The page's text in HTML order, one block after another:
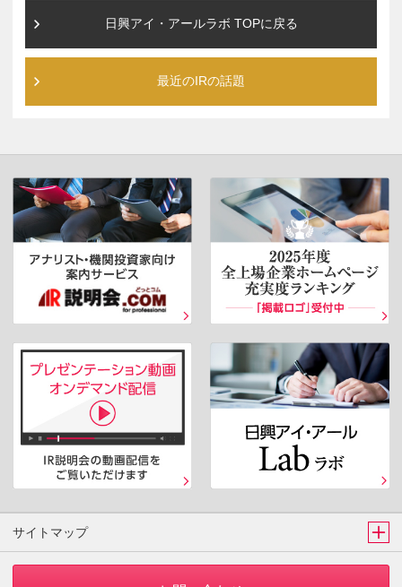
日興アイ・アールラボ TOPに戻る
最近のIRの話題
サイトマップ